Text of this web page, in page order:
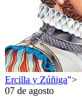
Ercilla y Zúñiga">
07 de agosto